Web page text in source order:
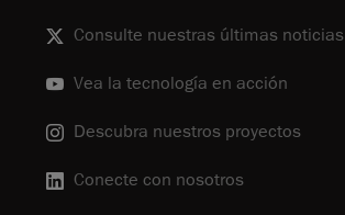
Consulte nuestras últimas noticias
Vea la tecnología en acción
Descubra nuestros proyectos
Conecte con nosotros